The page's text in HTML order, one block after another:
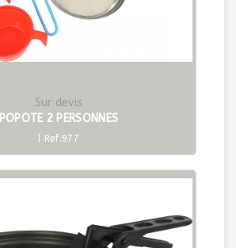
Sur devis
POPOTE 2 PERSONNES
| Ref.977